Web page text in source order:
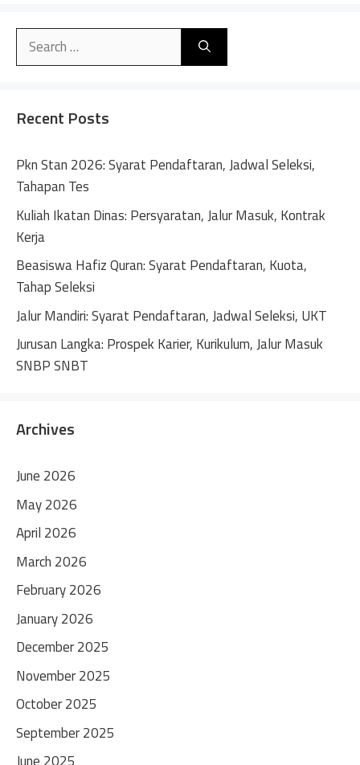
e
a
i
v
e
:
Search
Recent Posts
Pkn Stan 2026: Syarat Pendaftaran, Jadwal Seleksi,
Tahapan Tes
Kuliah Ikatan Dinas: Persyaratan, Jalur Masuk, Kontrak
Kerja
Beasiswa Hafiz Quran: Syarat Pendaftaran, Kuota,
Tahap Seleksi
Jalur Mandiri: Syarat Pendaftaran, Jadwal Seleksi, UKT
Jurusan Langka: Prospek Karier, Kurikulum, Jalur Masuk
SNBP SNBT
Archives
June 2026
May 2026
April 2026
March 2026
February 2026
January 2026
December 2025
November 2025
October 2025
September 2025